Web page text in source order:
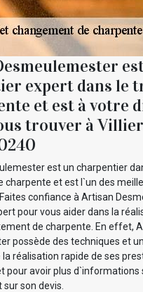
expert dans le
et est à votre
trouver à
est un charpentier
charpente et est l`un des
confiance à Artisan
pour vous aider dans la
de charpente. En effet,
possède des techniques et
réalisation rapide de ses
pour avoir plus d`informations
son devis.